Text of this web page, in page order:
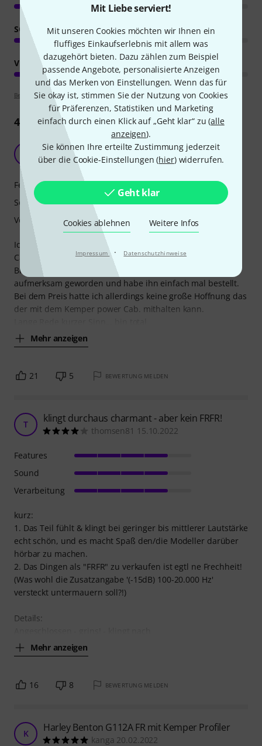
Mit Liebe serviert!
Mit unseren Cookies möchten wir Ihnen ein
fluffiges Einkaufserlebnis mit allem was
dazugehört bieten. Dazu zählen zum Beispiel
passende Angebote, personalisierte Anzeigen
und das Merken von Einstellungen. Wenn das für
Sie okay ist, stimmen Sie der Nutzung von Cookies
für Präferenzen, Statistiken und Marketing
einfach durch einen Klick auf „Geht klar“ zu (alle
anzeigen).
Sie können Ihre erteilte Zustimmung jederzeit
über die Cookie-Einstellungen (hier) widerrufen.
Geht klar
Cookies ablehnen Weitere Infos
Impressum · Datenschutzhinweise
SOUND
VERARBEITUNG
Bewertungsrichtlinien
43 Rezensionen
Unglaublich aber wahr....
U.G. 13.03.2022
Ich war drauf und dran mir einen zweiten Kemper power
Cabinet zu kaufen (für Kemper profiler Stage).
Bin dann durch Zufall auf den Harley benton 112
aufmerksam geworden und habe ihn einfach mal bestellt.
Bei dem Preis hatte ich allerdings keine große Hoffnung das
der mit dem Kemper power Cab. mithalten kann.
Mehr anzeigen
Features
Sound
Verarbeitung
21 5 BEWERTUNG MELDEN
T klingt durchaus charmant - aber kein FRFR!
thomsen81 15.10.2022
kurz:
1. Das Teil fühlt & klingt bei geringer bis mittlerer Lautstärke
echt schön, und es macht Spaß den/die Modeller darüber
hörbar zu machen.
2. Das Dingen als "FRFR" zu verkaufen ist egtl ne Frechheit!
(Was wohl die Zusatzangabe '(-15dB) 100-20.000 Hz'
versteckt untermauern soll?!)
Details:
Mehr anzeigen
Features
Sound
Verarbeitung
16 8 BEWERTUNG MELDEN
K Harley Benton G112A FR mit Kemper Profiler
kanga 20.02.2022